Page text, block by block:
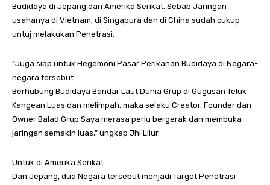
Budidaya di Jepang dan Amerika Serikat. Sebab Jaringan
usahanya di Vietnam, di Singapura dan di China sudah cukup
untuj melakukan Penetrasi.
“Juga siap untuk Hegemoni Pasar Perikanan Budidaya di Negara-
negara tersebut.
Berhubung Budidaya Bandar Laut Dunia Grup di Gugusan Teluk
Kangean Luas dan melimpah, maka selaku Creator, Founder dan
Owner Balad Grup Saya merasa perlu bergerak dan membuka
jaringan semakin luas,” ungkap Jhi Lilur.
Untuk di Amerika Serikat
Dan Jepang, dua Negara tersebut menjadi Target Penetrasi